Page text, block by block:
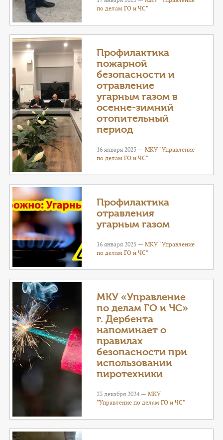
по делам ГО и ЧС"
Профилактика
пожарной
безопасности и
отравление
угарным газом в
осенне-зимний
отопительный
период
16 января 2025 —МКУ "Управление
по делам ГО и ЧС"
Профилактика
отравления
угарным газом
16 января 2025 —МКУ "Управление
по делам ГО и ЧС"
МКУ «Управление
по делам ГО и ЧС»
г. Дербента
напоминает о
правилах
безопасности при
использовании
пиротехники
23 декабря 2024 —МКУ
"Управление по делам ГО и ЧС"